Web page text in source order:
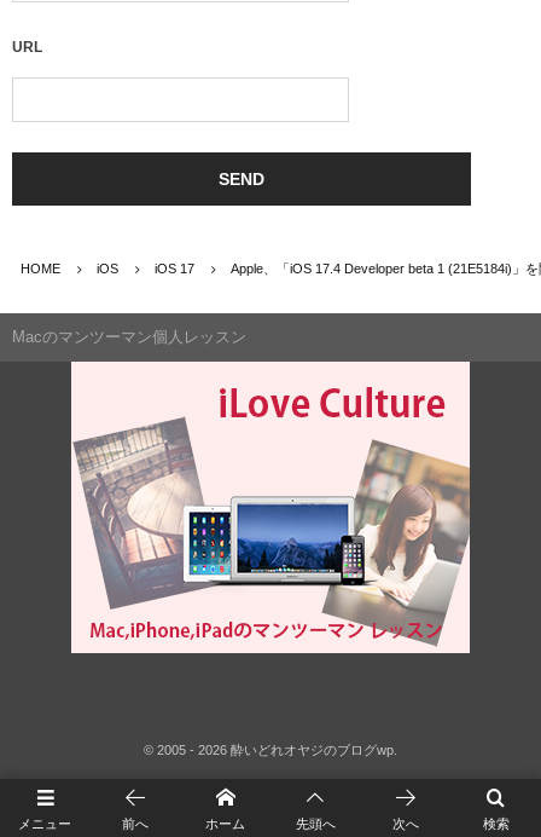
URL
HOME iOS iOS 17 Apple、「iOS 17.4 Developer beta 1 (21E5184i)」
Macのマンツーマン個人レッスン
© 2005 - 2026 酔いどれオヤジのブログwp
メニュー 検索
前へ ホーム 先頭へ 次へ